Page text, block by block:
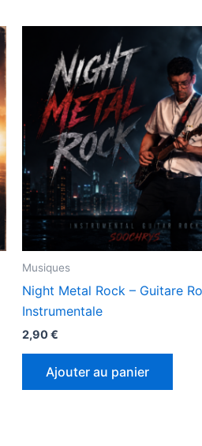
Musiques
Night Metal Rock – Guitare
Instrumentale
2,90€
Ajouter au panier